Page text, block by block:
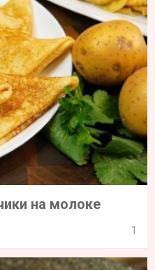
на молоке
1